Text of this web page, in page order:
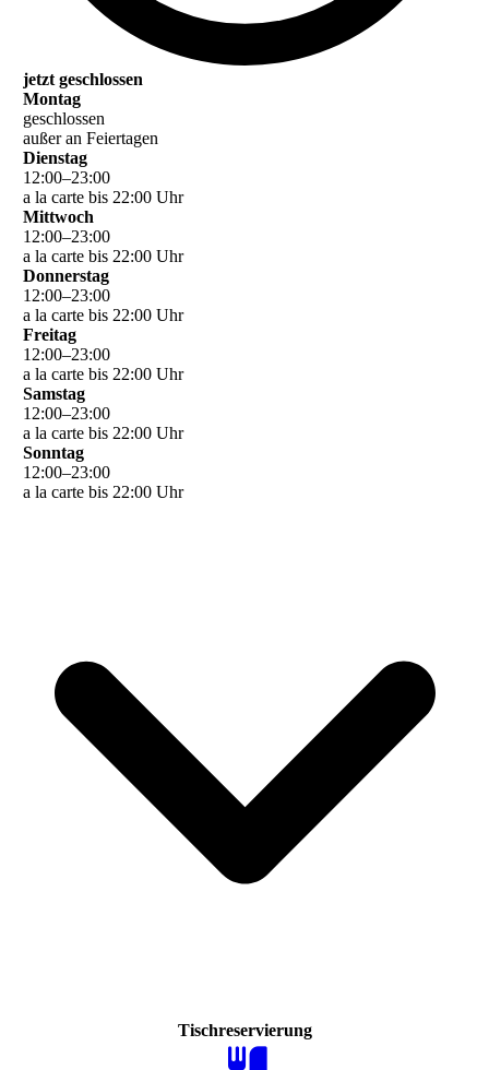
jetzt geschlossen
Montag
geschlossen
außer an Feiertagen
Dienstag
12:00–23:00
a la carte bis 22:00 Uhr
Mittwoch
12:00–23:00
a la carte bis 22:00 Uhr
Donnerstag
12:00–23:00
a la carte bis 22:00 Uhr
Freitag
12:00–23:00
a la carte bis 22:00 Uhr
Samstag
12:00–23:00
a la carte bis 22:00 Uhr
Sonntag
12:00–23:00
a la carte bis 22:00 Uhr
Tischreservierung